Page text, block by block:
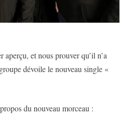
et nous prouver qu’il n’a
dévoile le nouveau single «
du nouveau morceau :